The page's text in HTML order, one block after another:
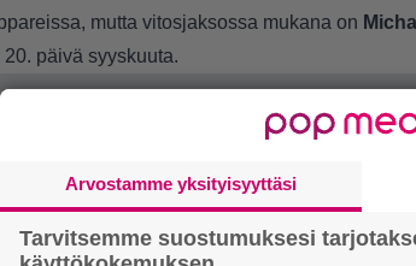
mutta vitosjaksossa mukana on
päivä syyskuuta.
Arvostamme yksityisyyttäsi
Tarvitsemme suostumuksesi